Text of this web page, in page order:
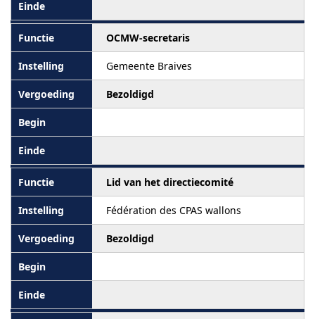
OCMW-secretaris
Gemeente Braives
Bezoldigd
Lid van het directiecomité
Fédération des CPAS wallons
Bezoldigd